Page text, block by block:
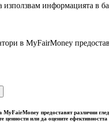
използвам информацията в
в MyFairMoney
MyFairMoney предоставят различни
ценности или да оцените